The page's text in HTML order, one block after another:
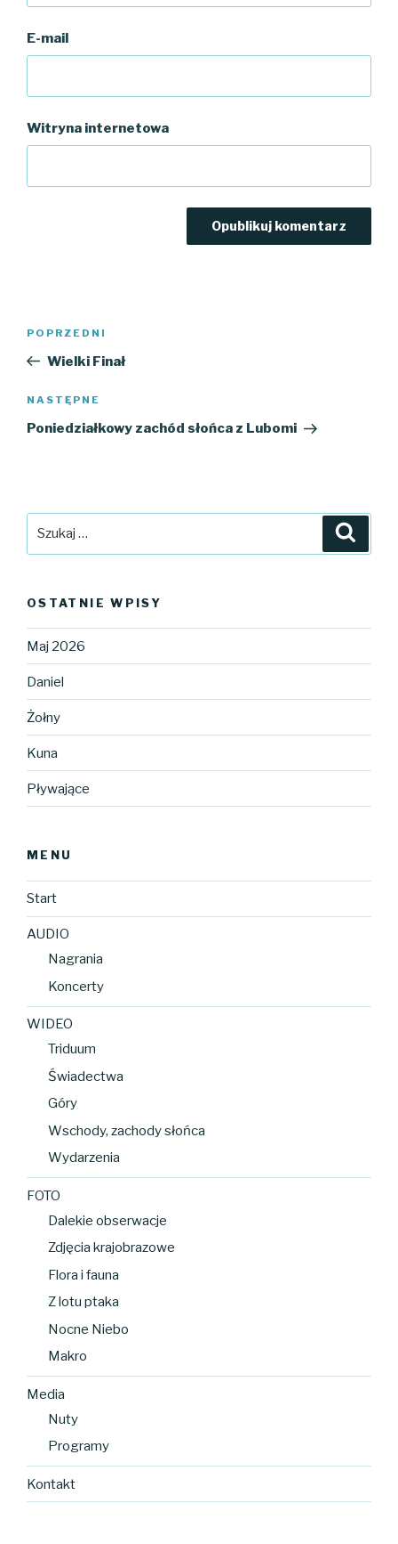
E-mail
Witryna internetowa
Poprzedni
wpis
POPRZEDNI
Wielki Finał
Następny
wpis
NASTĘPNE
Poniedziałkowy zachód słońca z Lubomi
OSTATNIE WPISY
Maj 2026
Daniel
Żołny
Kuna
Pływające
MENU
Start
AUDIO
Nagrania
Koncerty
WIDEO
Triduum
Świadectwa
Góry
Wschody, zachody słońca
Wydarzenia
FOTO
Dalekie obserwacje
Zdjęcia krajobrazowe
Flora i fauna
Z lotu ptaka
Nocne Niebo
Makro
Media
Nuty
Programy
Kontakt